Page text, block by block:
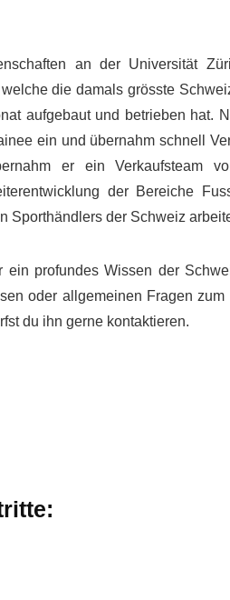
an der Universität
die damals grösste
aufgebaut und betrieben hat.
ein und übernahm schnell
er ein Verkaufsteam
der Bereiche
Sporthändlers der Schweiz
profundes Wissen der
oder allgemeinen Fragen
du ihn gerne kontaktieren.